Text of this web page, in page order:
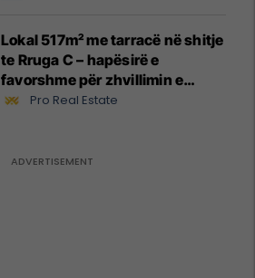
Lokal 517m² me tarracë në shitje
te Rruga C – hapësirë e
favorshme për zhvillimin e
biznesit #15796
Pro Real Estate